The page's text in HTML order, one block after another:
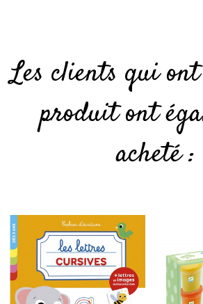
Les clients qui
produit ont
acheté :